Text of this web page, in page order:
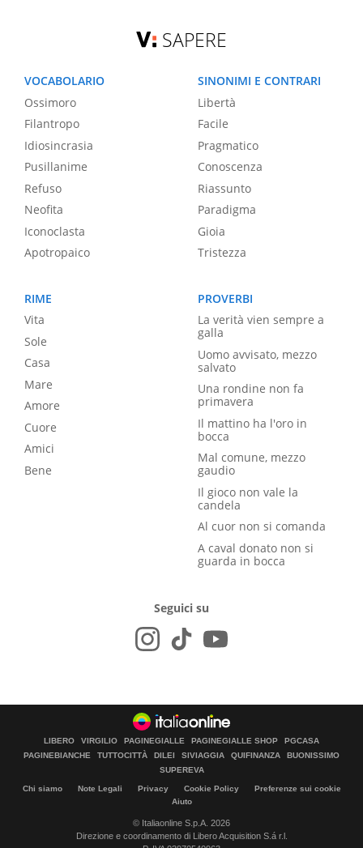
SAPERE
VOCABOLARIO
Ossimoro
Filantropo
Idiosincrasia
Pusillanime
Refuso
Neofita
Iconoclasta
Apotropaico
SINONIMI E CONTRARI
Libertà
Facile
Pragmatico
Conoscenza
Riassunto
Paradigma
Gioia
Tristezza
RIME
Vita
Sole
Casa
Mare
Amore
Cuore
Amici
Bene
PROVERBI
La verità vien sempre a
galla
Uomo avvisato, mezzo
salvato
Una rondine non fa
primavera
Il mattino ha l'oro in
bocca
Mal comune, mezzo
gaudio
Il gioco non vale la
candela
Al cuor non si comanda
A caval donato non si
guarda in bocca
Seguici su
LIBERO VIRGILIO PAGINEGIALLE PAGINEGIALLE SHOP
PGCASA
PAGINEBIANCHE
TUTTOCITTÀ DILEI SIVIAGGIA QUIFINANZA
BUONISSIMO
SUPEREVA
Chi siamo Note Legali Privacy Cookie Policy
Preferenze sui cookie
Aiuto
© Italiaonline S.p.A. 2026
Direzione e coordinamento di Libero Acquisition S.á r.l.